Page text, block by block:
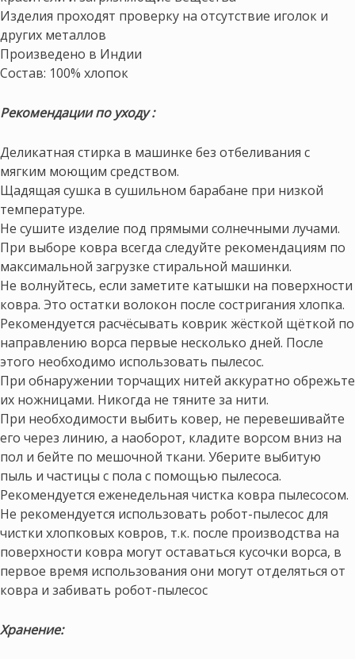
Изделия проходят проверку на отсутствие иголок и
других металлов
Произведено в Индии
Состав: 100% хлопок
Рекомендации по уходу :
Деликатная стирка в машинке без отбеливания с
мягким моющим средством.
Щадящая сушка в сушильном барабане при низкой
температуре.
Не сушите изделие под прямыми солнечными лучами.
При выборе ковра всегда следуйте рекомендациям по
максимальной загрузке стиральной машинки.
Не волнуйтесь, если заметите катышки на поверхности
ковра. Это остатки волокон после состригания хлопка.
Рекомендуется расчёсывать коврик жёсткой щёткой по
направлению ворса первые несколько дней. После
этого необходимо использовать пылесос.
При обнаружении торчащих нитей аккуратно обрежьте
их ножницами. Никогда не тяните за нити.
При необходимости выбить ковер, не перевешивайте
его через линию, а наоборот, кладите ворсом вниз на
пол и бейте по мешочной ткани. Уберите выбитую
пыль и частицы с пола с помощью пылесоса.
Рекомендуется еженедельная чистка ковра пылесосом.
Не рекомендуется использовать робот-пылесос для
чистки хлопковых ковров, т.к. после производства на
поверхности ковра могут оставаться кусочки ворса, в
первое время использования они могут отделяться от
ковра и забивать робот-пылесос
Хранение: